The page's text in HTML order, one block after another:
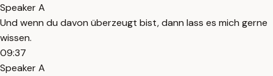
Speaker A
Und wenn du davon überzeugt bist, dann lass es mich gerne
wissen.
09:37
Speaker A